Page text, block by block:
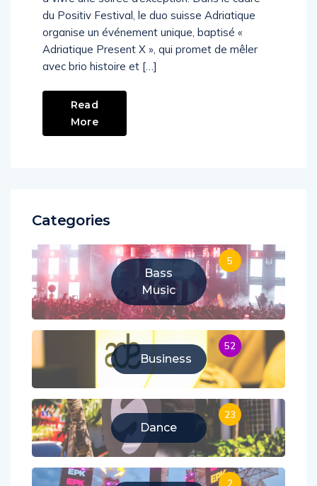
du Positiv Festival, le duo suisse Adriatique
organise un événement unique, baptisé «
Adriatique Present X », qui promet de mêler
avec brio histoire et […]
Read
More
Categories
Bass
Music
5
Business
52
Dance
23
2